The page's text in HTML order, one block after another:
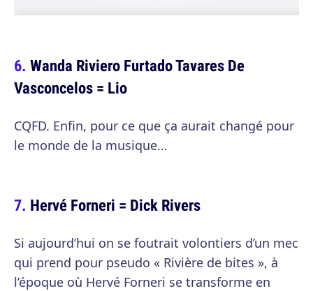
Wanda Riviero Furtado Tavares De
Vasconcelos = Lio
CQFD. Enfin, pour ce que ça aurait changé pour
le monde de la musique…
Hervé Forneri = Dick Rivers
Si aujourd’hui on se foutrait volontiers d’un mec
qui prend pour pseudo « Rivière de bites », à
l’époque où Hervé Forneri se transforme en